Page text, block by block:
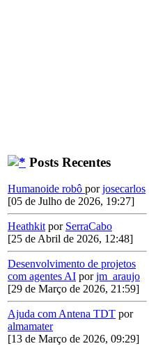
Posts Recentes
Humanoide robô porjosecarlos
[05 de Julho de 2026, 19:27]
Heathkit por SerraCabo
[25 de Abril de 2026, 12:48]
Desenvolvimento de projetos
com agentes AI porjm_araujo
[29 de Março de 2026, 21:59]
Ajuda com Antena TDT por
almamater
[13 de Março de 2026, 09:29]